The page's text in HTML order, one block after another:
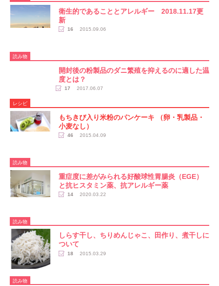
衛生的であることとアレルギー 2018.11.17更
新
16 2015.09.06
読み物
開封後の粉製品のダニ繁殖を抑えるのに適した温
度とは？
17 2017.06.07
もちきび入り米粉のパンケーキ （卵・乳製品・
小麦なし）
重症度に差がみられる好酸球性胃腸炎（EGE）
と抗ヒスタミン薬、抗アレルギー薬
読み物
しらす干し、ちりめんじゃこ、田作り、煮干しに
ついて